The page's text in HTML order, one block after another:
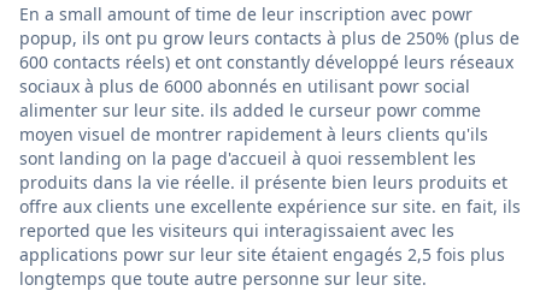
En a small amount of time de leur inscription avec powr
popup, ils ont pu grow leurs contacts à plus de 250% (plus de
600 contacts réels) et ont constantly développé leurs réseaux
sociaux à plus de 6000 abonnés en utilisant powr social
alimenter sur leur site. ils added le curseur powr comme
moyen visuel de montrer rapidement à leurs clients qu'ils
sont landing on la page d'accueil à quoi ressemblent les
produits dans la vie réelle. il présente bien leurs produits et
offre aux clients une excellente expérience sur site. en fait, ils
reported que les visiteurs qui interagissaient avec les
applications powr sur leur site étaient engagés 2,5 fois plus
longtemps que toute autre personne sur leur site.